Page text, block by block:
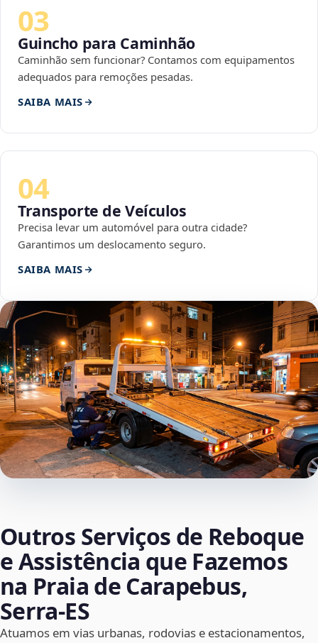
03
Guincho para Caminhão
Caminhão sem funcionar? Contamos com equipamentos
adequados para remoções pesadas.
SAIBA MAIS
04
Transporte de Veículos
Precisa levar um automóvel para outra cidade?
Garantimos um deslocamento seguro.
SAIBA MAIS
Outros Serviços de Reboque
e Assistência que Fazemos
na Praia de Carapebus,
Serra‑ES
Atuamos em vias urbanas, rodovias e estacionamentos,